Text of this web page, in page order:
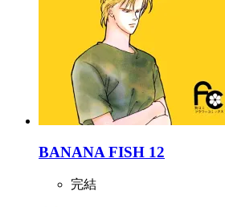
BANANA FISH 12
完結